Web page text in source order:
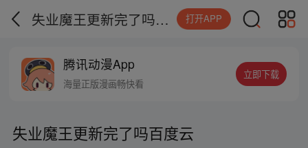
失业魔王更新完了吗百度云 打开APP
腾讯动漫App
海量正版漫画畅快看
立即下载
失业魔王更新完了吗百度云